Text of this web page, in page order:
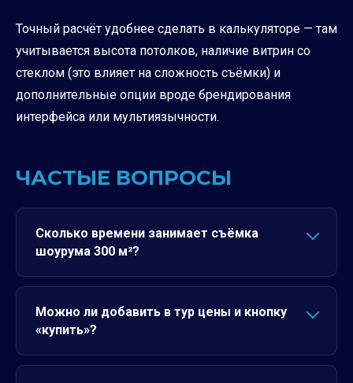
Точный расчёт удобнее сделать в калькуляторе — там
учитывается высота потолков, наличие витрин со
стеклом (это влияет на сложность съёмки) и
дополнительные опции вроде брендирования
интерфейса или мультиязычности.
ЧАСТЫЕ ВОПРОСЫ
Сколько времени занимает съёмка
шоурума 300 м²?
Можно ли добавить в тур цены и кнопку
«купить»?